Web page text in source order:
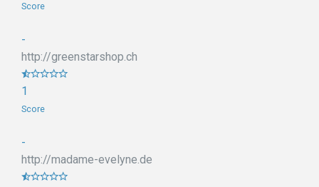
Score
-
http://greenstarshop.ch
1
Score
-
http://madame-evelyne.de